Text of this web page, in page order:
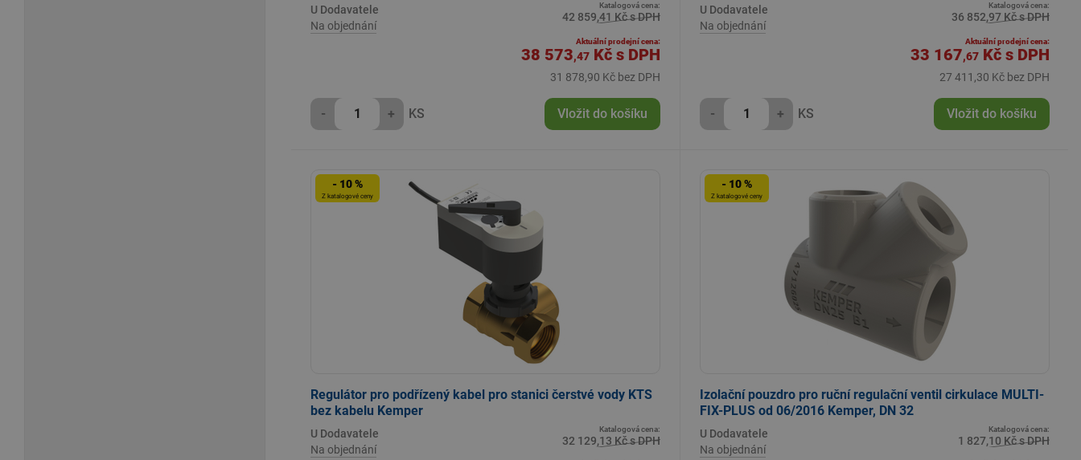
U Dodavatele
Na objednání
Katalogová cena:
42 859,41 Kč s DPH
Aktuální prodejní cena:
38 573,47 Kč s DPH
31 878,90 Kč bez DPH
- + KS Vložit do košíku
U Dodavatele
Na objednání
Katalogová cena:
36 852,97 Kč s DPH
Aktuální prodejní cena:
33 167,67 Kč s DPH
27 411,30 Kč bez DPH
- + KS Vložit do košíku
- 10 %
Z katalogové ceny
Regulátor pro podřízený kabel pro stanici čerstvé vody KTS
bez kabelu Kemper
U Dodavatele
Na objednání
Katalogová cena:
32 129,13 Kč s DPH
- 10 %
Z katalogové ceny
Izolační pouzdro pro ruční regulační ventil cirkulace MULTI-
FIX-PLUS od 06/2016 Kemper, DN 32
U Dodavatele
Na objednání
Katalogová cena:
1 827,10 Kč s DPH